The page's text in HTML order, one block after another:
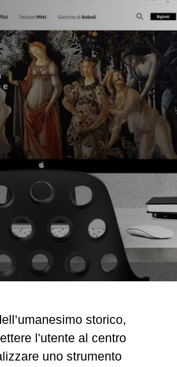
storico,
l'utente al centro
uno strumento